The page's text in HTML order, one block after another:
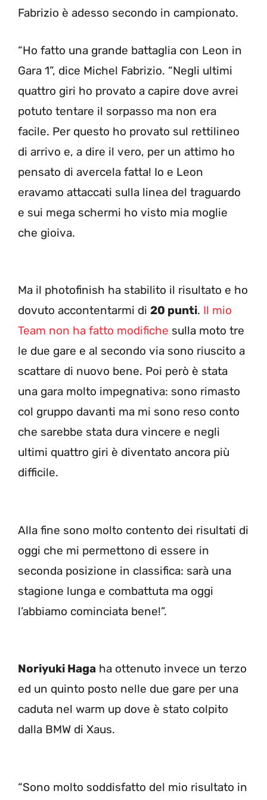
Fabrizio è adesso secondo in campionato.
“Ho fatto una grande battaglia con Leon in
Gara 1”, dice Michel Fabrizio. “Negli ultimi
quattro giri ho provato a capire dove avrei
potuto tentare il sorpasso ma non era
facile. Per questo ho provato sul rettilineo
di arrivo e, a dire il vero, per un attimo ho
pensato di avercela fatta! Io e Leon
eravamo attaccati sulla linea del traguardo
e sui mega schermi ho visto mia moglie
che gioiva.
Ma il photofinish ha stabilito il risultato e ho
dovuto accontentarmi di 20 punti. Il mio
Team non ha fatto modifiche sulla moto tre
le due gare e al secondo via sono riuscito a
scattare di nuovo bene. Poi però è stata
una gara molto impegnativa: sono rimasto
col gruppo davanti ma mi sono reso conto
che sarebbe stata dura vincere e negli
ultimi quattro giri è diventato ancora più
difficile.
Alla fine sono molto contento dei risultati di
oggi che mi permettono di essere in
seconda posizione in classifica: sarà una
stagione lunga e combattuta ma oggi
l’abbiamo cominciata bene!”.
Noriyuki Haga ha ottenuto invece un terzo
ed un quinto posto nelle due gare per una
caduta nel warm up dove è stato colpito
dalla BMW di Xaus.
“Sono molto soddisfatto del mio risultato in